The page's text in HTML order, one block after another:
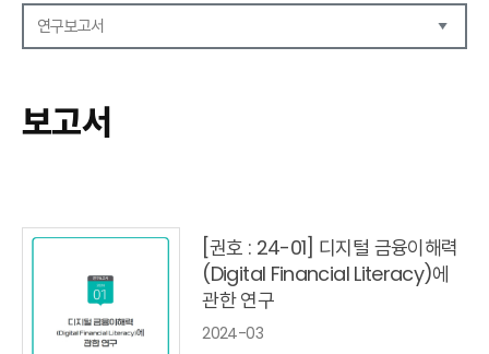
연구보고서
CEO Brief
영상자료
보고서
[권호 : 24-01] 디지털 금융이해력
(Digital Financial Literacy)에
관한 연구
2024-03